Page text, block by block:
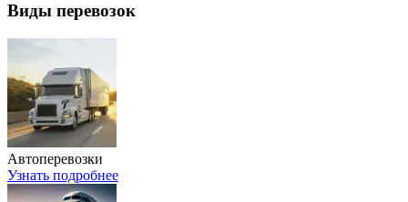
Виды перевозок
Автоперевозки
Узнать подробнее